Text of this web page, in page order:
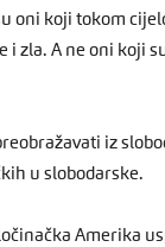
oni koji tokom
i zla. A ne oni koji
iz
u slobodarske.
Amerika